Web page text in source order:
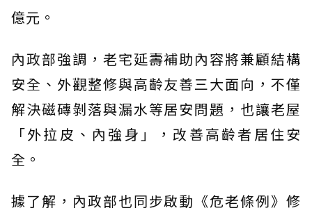
億元。
內政部強調，老宅延壽補助內容將兼顧結構
安全、外觀整修與高齡友善三大面向，不僅
解決磁磚剝落與漏水等居安問題，也讓老屋
「外拉皮、內強身」，改善高齡者居住安
全。
據了解，內政部也同步啟動《危老條例》修